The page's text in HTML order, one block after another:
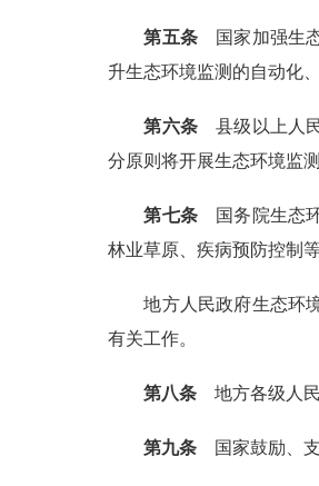
第五条国家加强生态
升生态环境监测的自动化
第六条县级以上人民
分原则将开展生态环境监
第七条国务院生态环
林业草原、疾病预防控制
地方人民政府生态环
有关工作。
第八条地方各级人民
第九条国家鼓励、支